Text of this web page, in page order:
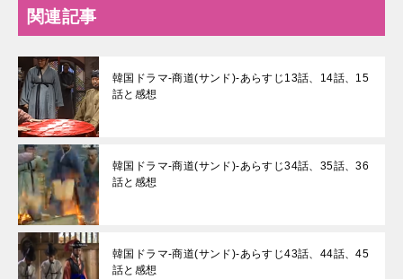
関連記事
韓国ドラマ-商道(サンド)-あらすじ13話、14話、15
話と感想
韓国ドラマ-商道(サンド)-あらすじ34話、35話、36
話と感想
韓国ドラマ-商道(サンド)-あらすじ43話、44話、45
話と感想